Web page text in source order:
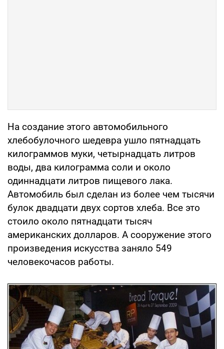
На создание этого автомобильного
хлебобулочного шедевра ушло пятнадцать
килограммов муки, четырнадцать литров
воды, два килограмма соли и около
одиннадцати литров пищевого лака.
Автомобиль был сделан из более чем тысячи
булок двадцати двух сортов хлеба. Все это
стоило около пятнадцати тысяч
американских долларов. А сооружение этого
произведения искусства заняло 549
человекочасов работы.